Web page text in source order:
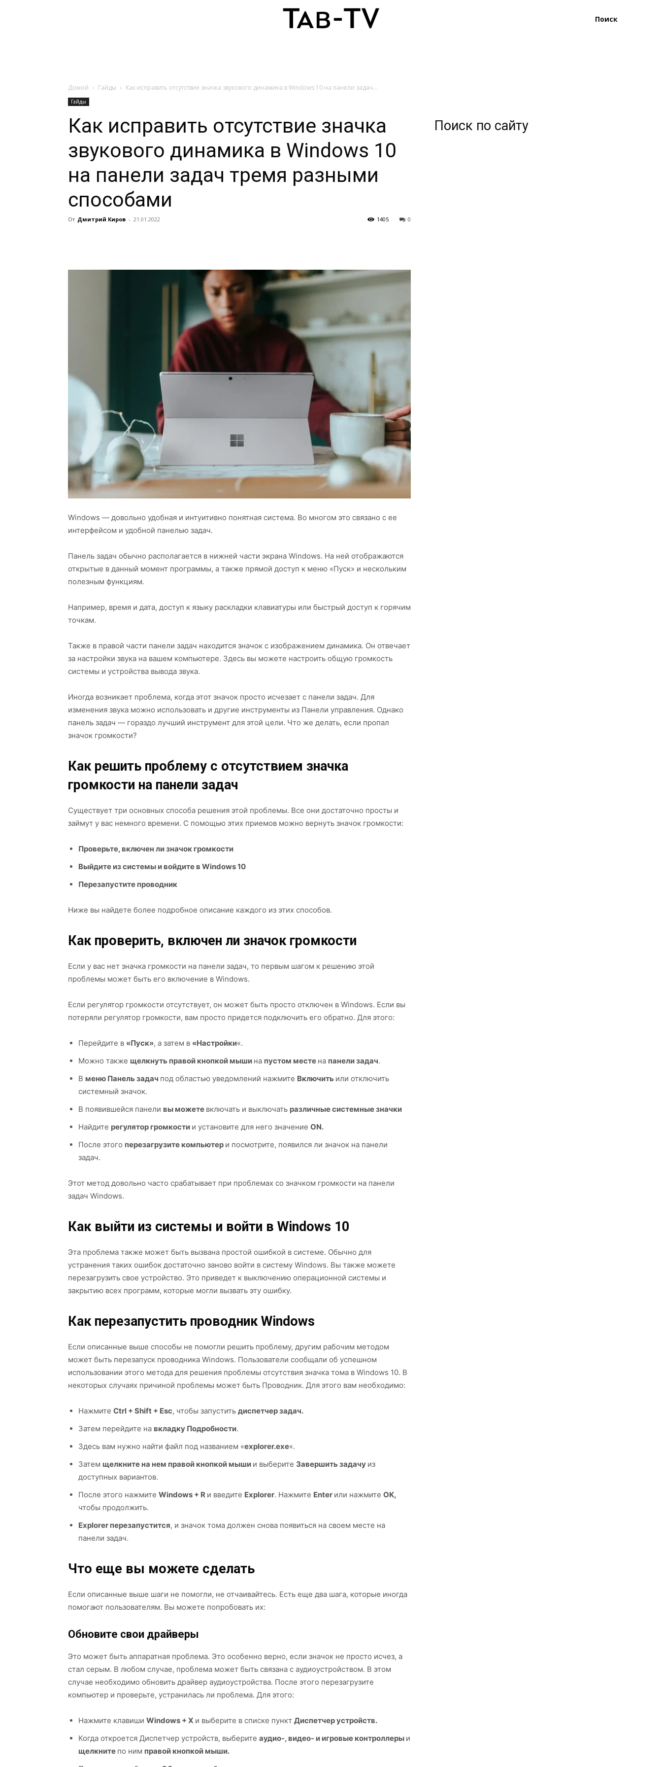
Поиск
Домой Гайды Как исправить отсутствие значка звукового динамика в Windows 10 на панели задач...
Гайды
Как исправить отсутствие значка
звукового динамика в Windows 10
на панели задач тремя разными
способами
От Дмитрий Киров - 21.01.2022 0
1405
Windows — довольно удобная и интуитивно понятная система. Во многом это связано с ее
интерфейсом и удобной панелью задач.
Панель задач обычно располагается в нижней части экрана Windows. На ней отображаются
открытые в данный момент программы, а также прямой доступ к меню «Пуск» и нескольким
полезным функциям.
Например, время и дата, доступ к языку раскладки клавиатуры или быстрый доступ к горячим
точкам.
Также в правой части панели задач находится значок с изображением динамика. Он отвечает
за настройки звука на вашем компьютере. Здесь вы можете настроить общую громкость
системы и устройства вывода звука.
Иногда возникает проблема, когда этот значок просто исчезает с панели задач. Для
изменения звука можно использовать и другие инструменты из Панели управления. Однако
панель задач — гораздо лучший инструмент для этой цели. Что же делать, если пропал
значок громкости?
Как решить проблему с отсутствием значка
громкости на панели задач
Существует три основных способа решения этой проблемы. Все они достаточно просты и
займут у вас немного времени. С помощью этих приемов можно вернуть значок громкости:
Проверьте, включен ли значок громкости
Выйдите из системы и войдите в Windows 10
Перезапустите проводник
Ниже вы найдете более подробное описание каждого из этих способов.
Как проверить, включен ли значок громкости
Если у вас нет значка громкости на панели задач, то первым шагом к решению этой
проблемы может быть его включение в Windows.
Если регулятор громкости отсутствует, он может быть просто отключен в Windows. Если вы
потеряли регулятор громкости, вам просто придется подключить его обратно. Для этого:
Перейдите в «Пуск», а затем в «Настройки«.
Можно также щелкнуть правой кнопкой мыши на пустом месте на панели задач.
В меню Панель задач под областью уведомлений нажмите Включить или отключить
системный значок.
В появившейся панели вы можете включать и выключать различные системные значки
Найдите регулятор громкости и установите для него значение ON.
После этого перезагрузите компьютер и посмотрите, появился ли значок на панели
задач.
Этот метод довольно часто срабатывает при проблемах со значком громкости на панели
задач Windows.
Как выйти из системы и войти в Windows 10
Эта проблема также может быть вызвана простой ошибкой в системе. Обычно для
устранения таких ошибок достаточно заново войти в систему Windows. Вы также можете
перезагрузить свое устройство. Это приведет к выключению операционной системы и
закрытию всех программ, которые могли вызвать эту ошибку.
Как перезапустить проводник Windows
Если описанные выше способы не помогли решить проблему, другим рабочим методом
может быть перезапуск проводника Windows. Пользователи сообщали об успешном
использовании этого метода для решения проблемы отсутствия значка тома в Windows 10. В
некоторых случаях причиной проблемы может быть Проводник. Для этого вам необходимо:
Нажмите Ctrl + Shift + Esc, чтобы запустить диспетчер задач.
Затем перейдите на вкладку Подробности.
Здесь вам нужно найти файл под названием «explorer.exe«.
Затем щелкните на нем правой кнопкой мыши и выберите Завершить задачу из
доступных вариантов.
После этого нажмите Windows + R и введите Explorer. Нажмите Enter или нажмите OK,
чтобы продолжить.
Explorer перезапустится, и значок тома должен снова появиться на своем месте на
панели задач.
Что еще вы можете сделать
Если описанные выше шаги не помогли, не отчаивайтесь. Есть еще два шага, которые иногда
помогают пользователям. Вы можете попробовать их:
Обновите свои драйверы
Это может быть аппаратная проблема. Это особенно верно, если значок не просто исчез, а
стал серым. В любом случае, проблема может быть связана с аудиоустройством. В этом
случае необходимо обновить драйвер аудиоустройства. После этого перезагрузите
компьютер и проверьте, устранилась ли проблема. Для этого:
Нажмите клавиши Windows + X и выберите в списке пункт Диспетчер устройств.
Когда откроется Диспетчер устройств, выберите аудио-, видео- и игровые контроллеры и
щелкните по ним правой кнопкой мыши.
Поиск по сайту